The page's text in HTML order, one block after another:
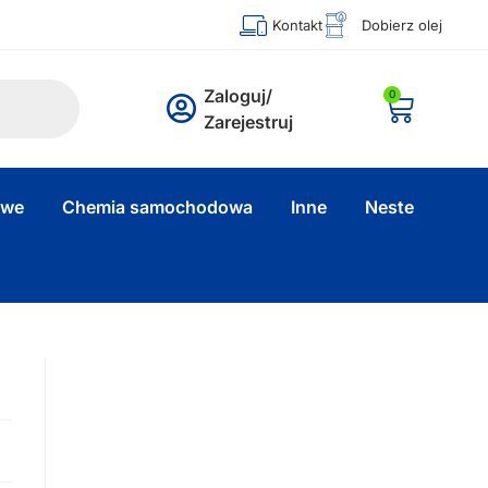
Kontakt Dobierz olej
Zaloguj/
Zarejestruj
0
Chemia samochodowa Inne Neste